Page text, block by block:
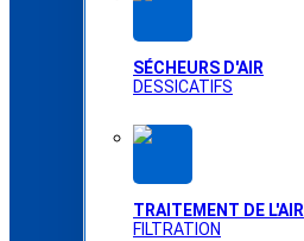
SÉCHEURS D'AIR
DESSICATIFS
TRAITEMENT DE L'AIR
FILTRATION